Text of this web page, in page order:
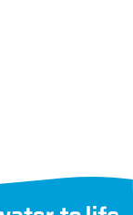
og eventuelle